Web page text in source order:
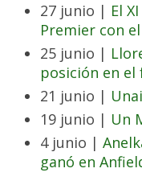
27 junio | El
Premier con
25 junio |
posición en
21 junio |
19 junio | Un
4 junio |
ganó en